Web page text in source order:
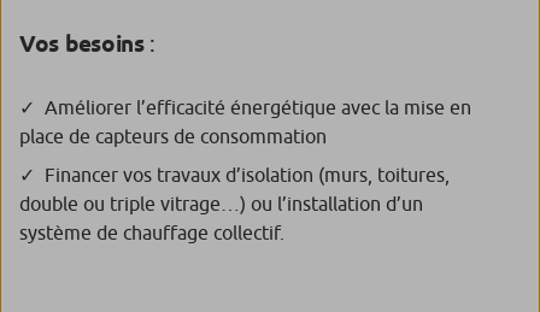
Vos besoins:
Améliorer l’efficacité énergétique avec la mise en
place de capteurs de consommation
Financer vos travaux d’isolation (murs, toitures,
double ou triple vitrage…) ou l’installation d’un
système de chauffage collectif.